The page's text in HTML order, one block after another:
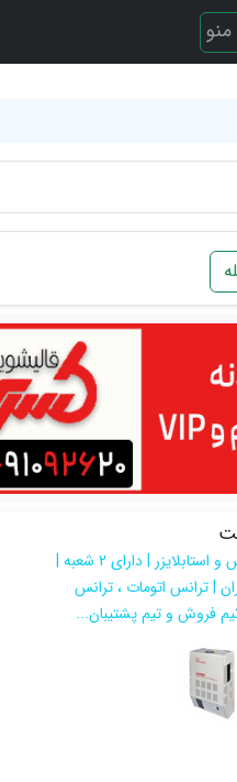
منو
نماینده فروش و خدمات پس از فروش ترانس و استابلایزر | دارای 2 شعبه |
| ترانس اتومات ، ترانس
فروش و تیم پشتیبان...